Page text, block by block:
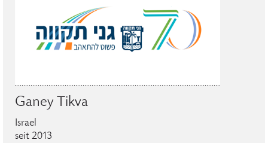
Ganey Tikva
Israel
seit 2013